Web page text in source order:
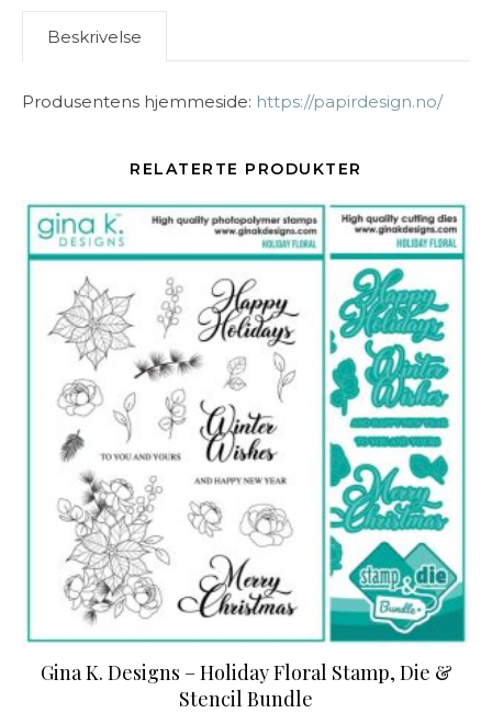
Beskrivelse
Produsentens hjemmeside: https://papirdesign.no/
RELATERTE PRODUKTER
Gina K. Designs – Holiday Floral Stamp, Die &
Stencil Bundle